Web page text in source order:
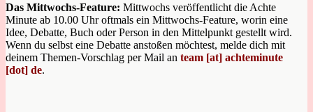
Das Mittwochs-Feature: Mittwochs veröffentlicht die Achte
Minute ab 10.00 Uhr oftmals ein Mittwochs-Feature, worin eine
Idee, Debatte, Buch oder Person in den Mittelpunkt gestellt wird.
Wenn du selbst eine Debatte anstoßen möchtest, melde dich mit
deinem Themen-Vorschlag per Mail an team [at] achteminute
[dot] de.